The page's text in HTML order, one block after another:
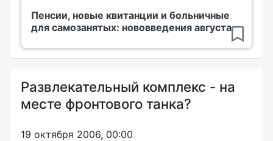
Пенсии, новые квитанции и больничные
для самозанятых: нововведения августа
Развлекательный комплекс - на
месте фронтового танка?
19 октября 2006, 00:00